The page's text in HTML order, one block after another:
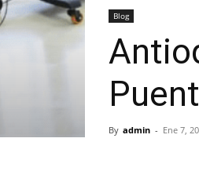
Blog
By admin - Ene 7,